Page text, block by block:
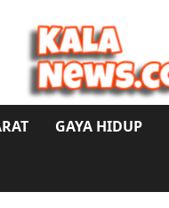
GAYA HIDUP